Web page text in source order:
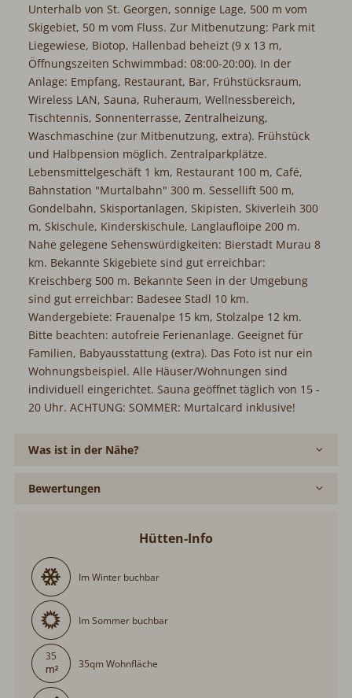
Unterhalb von St. Georgen, sonnige Lage, 500 m vom
Skigebiet, 50 m vom Fluss. Zur Mitbenutzung: Park mit
Liegewiese, Biotop, Hallenbad beheizt (9 x 13 m,
Öffnungszeiten Schwimmbad: 08:00-20:00). In der
Anlage: Empfang, Restaurant, Bar, Frühstücksraum,
Wireless LAN, Sauna, Ruheraum, Wellnessbereich,
Tischtennis, Sonnenterrasse, Zentralheizung,
Waschmaschine (zur Mitbenutzung, extra). Frühstück
und Halbpension möglich. Zentralparkplätze.
Lebensmittelgeschäft 1 km, Restaurant 100 m, Café,
Bahnstation "Murtalbahn" 300 m. Sessellift 500 m,
Gondelbahn, Skisportanlagen, Skipisten, Skiverleih 300
m, Skischule, Kinderskischule, Langlaufloipe 200 m.
Nahe gelegene Sehenswürdigkeiten: Bierstadt Murau 8
km. Bekannte Skigebiete sind gut erreichbar:
Kreischberg 500 m. Bekannte Seen in der Umgebung
sind gut erreichbar: Badesee Stadl 10 km.
Wandergebiete: Frauenalpe 15 km, Stolzalpe 12 km.
Bitte beachten: autofreie Ferienanlage. Geeignet für
Familien, Babyausstattung (extra). Das Foto ist nur ein
Wohnungsbeispiel. Alle Häuser/Wohnungen sind
individuell eingerichtet. Sauna geöffnet täglich von 15 -
20 Uhr. ACHTUNG: SOMMER: Murtalcard inklusive!
Was ist in der Nähe?
Bewertungen
Hütten-Info
Im Winter buchbar
Im Sommer buchbar
35
35qm Wohnfläche